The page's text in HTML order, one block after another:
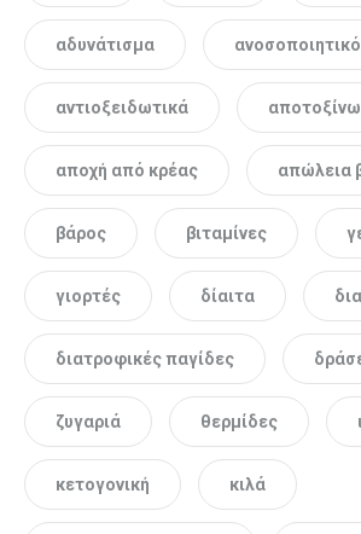
αδυνάτισμα ανοσοποιητικό
αντιοξειδωτικά
αποχή από κρέας απώλεια
βάρος βιταμίνες
γιορτές δίαιτα
διατροφικές παγίδες
ζυγαριά θερμίδες
κετογονική κιλά